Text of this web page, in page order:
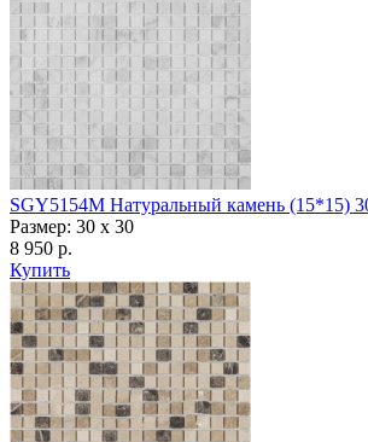
SGY5154M Натуральный камень (15*15)
Размер: 30 x 30
8 950 р.
Купить